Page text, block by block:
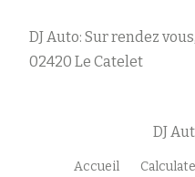
DJ Auto: Sur rendez
02420 Le Catelet
DJ
Accueil